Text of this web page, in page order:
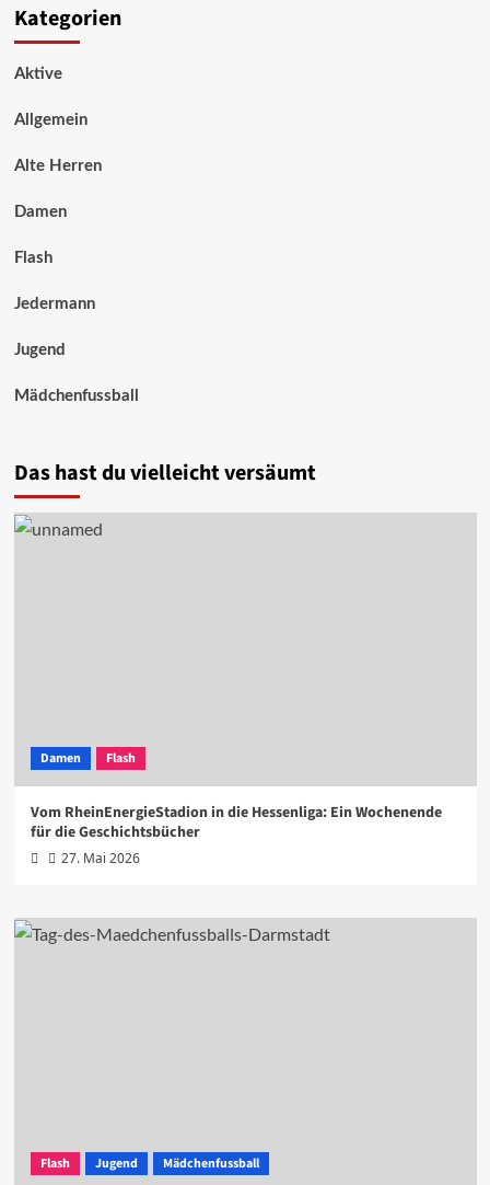
Kategorien
Aktive
Allgemein
Alte Herren
Damen
Flash
Jedermann
Jugend
Mädchenfussball
Das hast du vielleicht versäumt
Damen Flash
Vom RheinEnergieStadion in die Hessenliga: Ein Wochenende
für die Geschichtsbücher
27. Mai 2026
Flash Jugend Mädchenfussball